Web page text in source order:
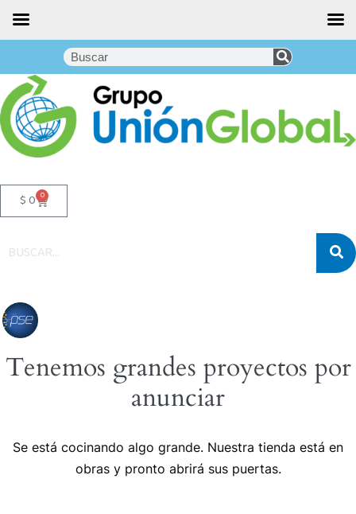
$0 0
Tenemos grandes proyectos por
anunciar
Se está cocinando algo grande. Nuestra tienda está en
obras y pronto abrirá sus puertas.